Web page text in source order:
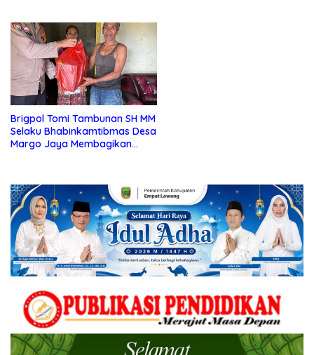
Brigpol Tomi Tambunan SH MM
Selaku Bhabinkamtibmas Desa
Margo Jaya Membagikan
Mampu.